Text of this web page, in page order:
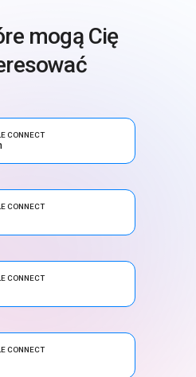
mogą Cię
CONNECT
CONNECT
CONNECT
CONNECT